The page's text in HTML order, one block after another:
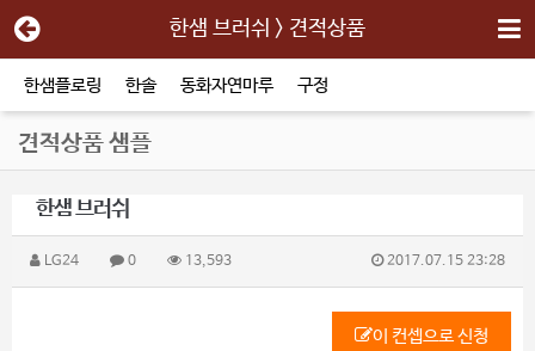
한샘 브러쉬 > 견적상품
한샘플로링 한솔 동화자연마루 구정
견적상품 샘플
한샘 브러쉬
LG24 0 13,593 2017.07.15 23:28
이 컨셉으로 신청